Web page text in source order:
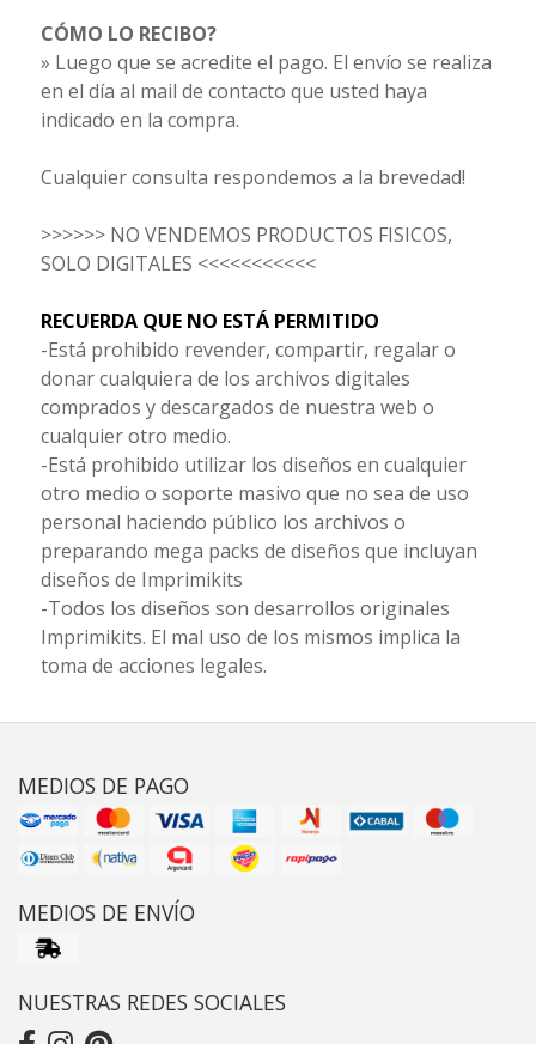
CÓMO LO RECIBO?
» Luego que se acredite el pago. El envío se realiza
en el día al mail de contacto que usted haya
indicado en la compra.
Cualquier consulta respondemos a la brevedad!
>>>>>> NO VENDEMOS PRODUCTOS FISICOS,
SOLO DIGITALES <<<<<<<<<<<
RECUERDA QUE NO ESTÁ PERMITIDO
-Está prohibido revender, compartir, regalar o
donar cualquiera de los archivos digitales
comprados y descargados de nuestra web o
cualquier otro medio.
-Está prohibido utilizar los diseños en cualquier
otro medio o soporte masivo que no sea de uso
personal haciendo público los archivos o
preparando mega packs de diseños que incluyan
diseños de Imprimikits
-Todos los diseños son desarrollos originales
Imprimikits. El mal uso de los mismos implica la
toma de acciones legales.
MEDIOS DE PAGO
MEDIOS DE ENVÍO
NUESTRAS REDES SOCIALES